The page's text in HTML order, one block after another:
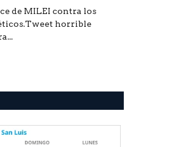
de MILEI contra los
horrible